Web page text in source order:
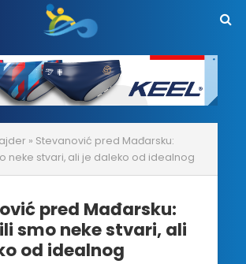
» Stevanović pred Mađarsku:
neke stvari, ali je daleko od idealnog
pred Mađarsku:
smo neke stvari, ali
od idealnog